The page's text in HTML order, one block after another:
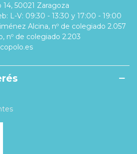
50021 Zaragoza
L-V: 09:30 - 13:30 y 17:00 - 19:00
Alcina, nº de colegiado 2.057
nº de colegiado 2.203